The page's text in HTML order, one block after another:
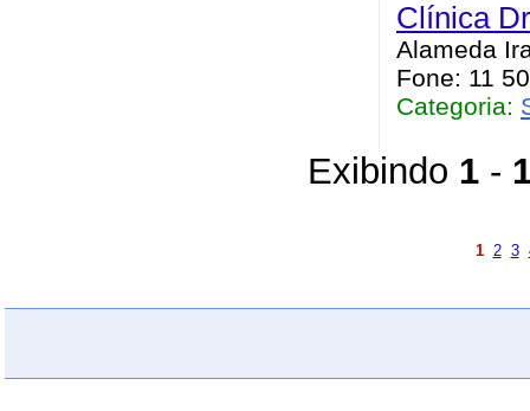
Clínica
Alameda
Fone: 11
Categoria:
Exibindo 1 -
1 2 3